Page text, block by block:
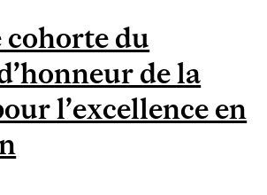
cohorte du
de la
l’excellence en